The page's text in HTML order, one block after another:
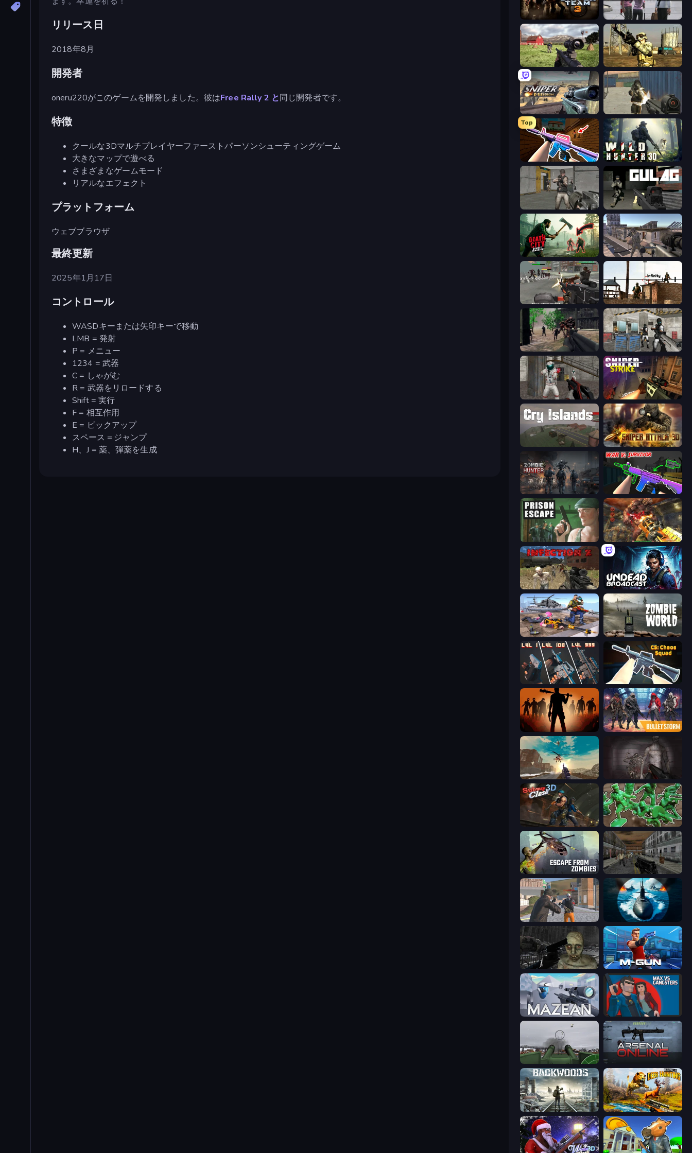
リリース日
2018年8月
開発者
oneru220がこのゲームを開発しました。彼はFree Rally 2 と同じ開発者です。
特徴
クールな3Dマルチプレイヤーファーストパーソンシューティングゲーム
大きなマップで遊べる
さまざまなゲームモード
リアルなエフェクト
プラットフォーム
ウェブブラウザ
最終更新
2025年1月17日
コントロール
WASDキーまたは矢印キーで移動
LMB = 発射
P = メニュー
1234 = 武器
C = しゃがむ
R = 武器をリロードする
Shift = 実行
F = 相互作用
E = ピックアップ
スペース＝ジャンプ
H、J = 薬、弾薬を生成
Sniper Team 3
Dead Zed Mountain Operation
Sniper Mission Masked Forces
Top
KS Z Wild Hunter 3D
Warfare Area Gulag
Death City Zombie Invasion Mad Boss
Masked Forces: Zombie Survival Lethal Sniper 3D: Army Soldier
Sudden Attack Bullet Fury 2
Battle Area Sniper Strike
Sniper Attack 3D: Shooting War
Zombie Hunter War V: Survivor
Prison Escape Cemetery Warrior 4
Infection Z Undead Broadcast
FPS Commando Gun Shooting Game Zombie World
The Range 3D CS: Chaos Squad
Deads on the Road Bulletstorm
Grandfather Road Chase: Shooter
Subway Clash Remastered Soldiers - Capture and Control!
Escape from Zombies Silent Insanity Psychological Trauma
Gangsters Squad Ships Battlefield 3D
C-Virus Game: Outbreak Muscle Gun.IO
Mazean Max vs Gangsters
Flakmeister Arsenal Online
Backwoods Jungle Deer Hunting